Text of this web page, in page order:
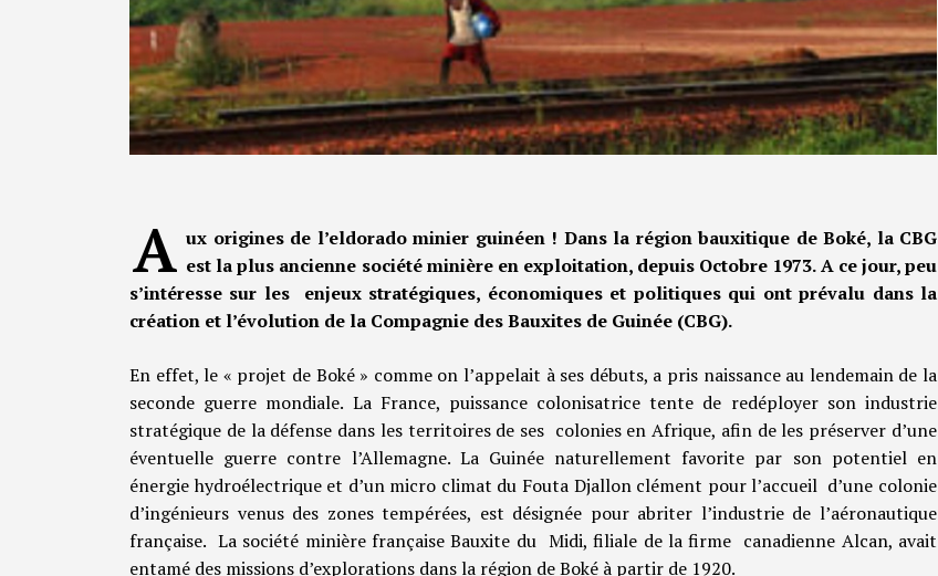
A ux origines de l’eldorado minier guinéen ! Dans la région bauxitique de Boké, la CBG
est la plus ancienne société minière en exploitation, depuis Octobre 1973. A ce jour, peu
s’intéresse sur les enjeux stratégiques, économiques et politiques qui ont prévalu dans la
création et l’évolution de la Compagnie des Bauxites de Guinée (CBG).
En effet, le « projet de Boké » comme on l’appelait à ses débuts, a pris naissance au lendemain de la
seconde guerre mondiale. La France, puissance colonisatrice tente de redéployer son industrie
stratégique de la défense dans les territoires de ses colonies en Afrique, afin de les préserver d’une
éventuelle guerre contre l’Allemagne. La Guinée naturellement favorite par son potentiel en
énergie hydroélectrique et d’un micro climat du Fouta Djallon clément pour l’accueil d’une colonie
d’ingénieurs venus des zones tempérées, est désignée pour abriter l’industrie de l’aéronautique
française. La société minière française Bauxite du Midi, filiale de la firme canadienne Alcan, avait
entamé des missions d’explorations dans la région de Boké à partir de 1920.